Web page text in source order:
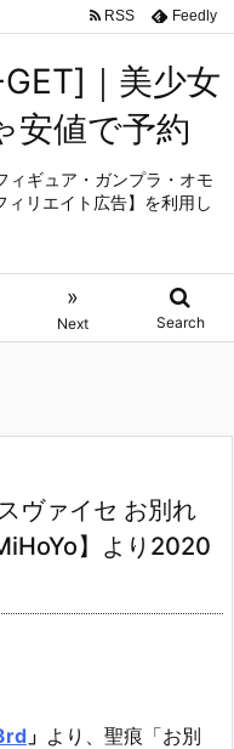
｜美少女
安値で予約
ィギュア・ガンプラ・オモ
リエイト広告】を利用し
»
Next Search
RSS Feedly
ヴァイセ お別れ
】より2020
」 より、 聖痕「お別